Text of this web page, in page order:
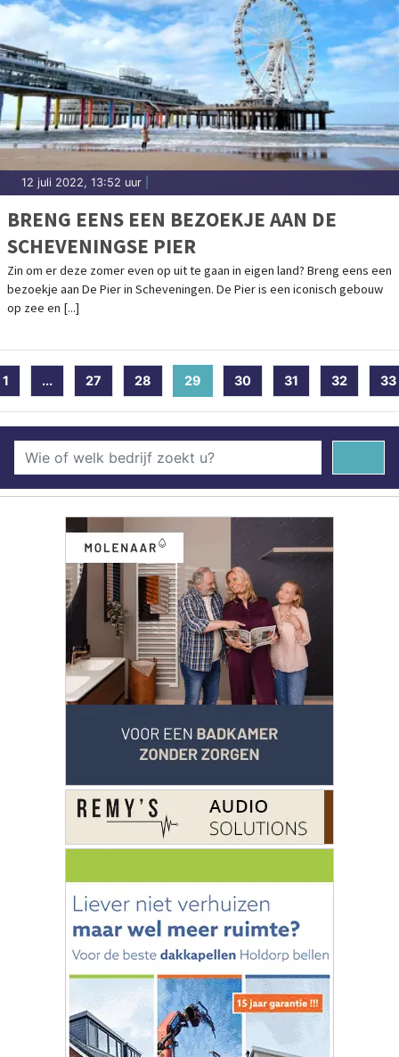
12 juli 2022, 13:52 uur
BRENG EENS EEN BEZOEKJE AAN DE
SCHEVENINGSE PIER
Zin om er deze zomer even op uit te gaan in eigen land? Breng eens een
bezoekje aan De Pier in Scheveningen. De Pier is een iconisch gebouw
op zee en [...]
1 ... 27 28 29 (current)
30 31 32 33